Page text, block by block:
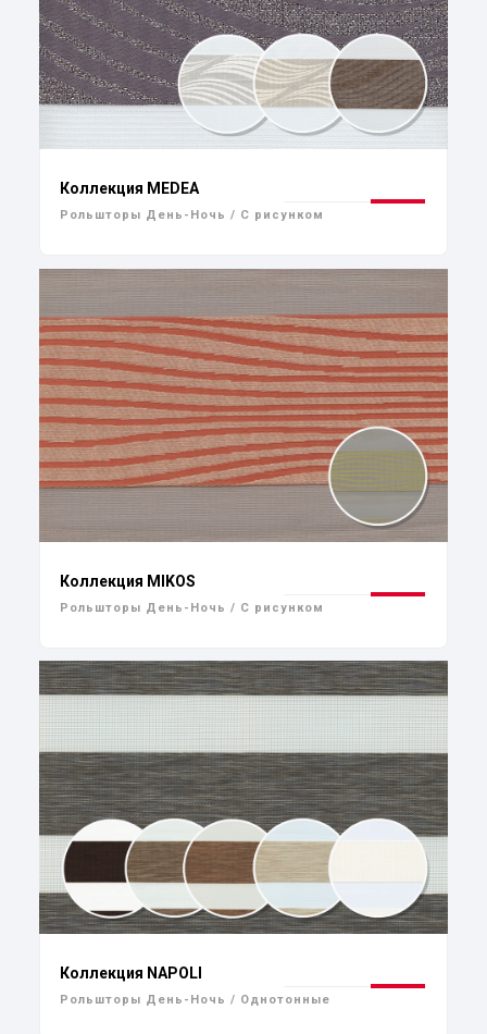
Коллекция MEDEA
Рольшторы День-Ночь / С рисунком
Коллекция MIKOS
Рольшторы День-Ночь / С рисунком
Коллекция NAPOLI
Рольшторы День-Ночь / Однотонные